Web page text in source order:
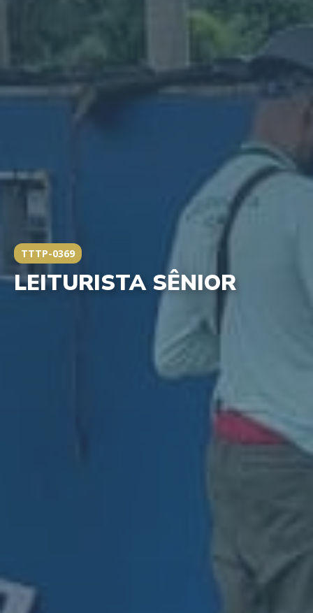
TTTP-0369
LEITURISTA SÊNIOR